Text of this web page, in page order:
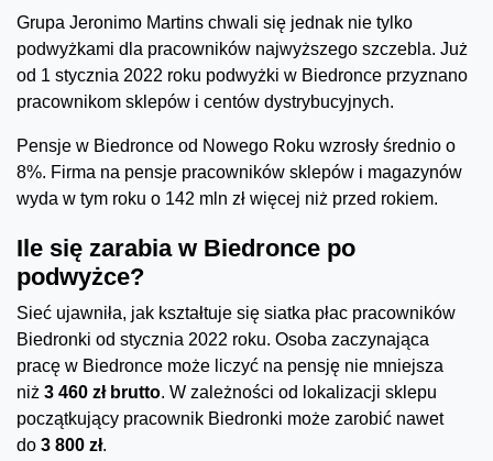
Grupa Jeronimo Martins chwali się jednak nie tylko
podwyżkami dla pracowników najwyższego szczebla. Już
od 1 stycznia 2022 roku podwyżki w Biedronce przyznano
pracownikom sklepów i centów dystrybucyjnych.
Pensje w Biedronce od Nowego Roku wzrosły średnio o
8%. Firma na pensje pracowników sklepów i magazynów
wyda w tym roku o 142 mln zł więcej niż przed rokiem.
Ile się zarabia w Biedronce po
podwyżce?
Sieć ujawniła, jak kształtuje się siatka płac pracowników
Biedronki od stycznia 2022 roku. Osoba zaczynająca
pracę w Biedronce może liczyć na pensję nie mniejsza
niż 3 460 zł brutto. W zależności od lokalizacji sklepu
początkujący pracownik Biedronki może zarobić nawet
do 3 800 zł.